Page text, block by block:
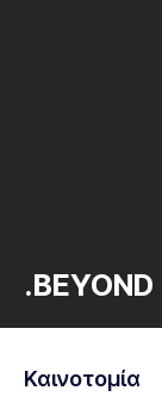
Καινοτομία